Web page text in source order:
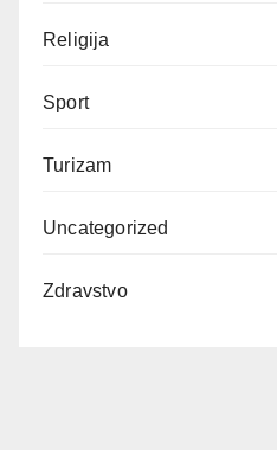
Religija
Sport
Turizam
Uncategorized
Zdravstvo